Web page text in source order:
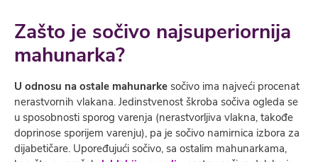
Zašto je sočivo najsuperiornija
mahunarka?
U odnosu na ostale mahunarke sočivo ima najveći procenat
nerastvornih vlakana. Jedinstvenost škroba sočiva ogleda se
u sposobnosti sporog varenja (nerastvorljiva vlakna, takođe
doprinose sporijem varenju), pa je sočivo namirnica izbora za
dijabetičare. Upoređujući sočivo, sa ostalim mahunarkama,